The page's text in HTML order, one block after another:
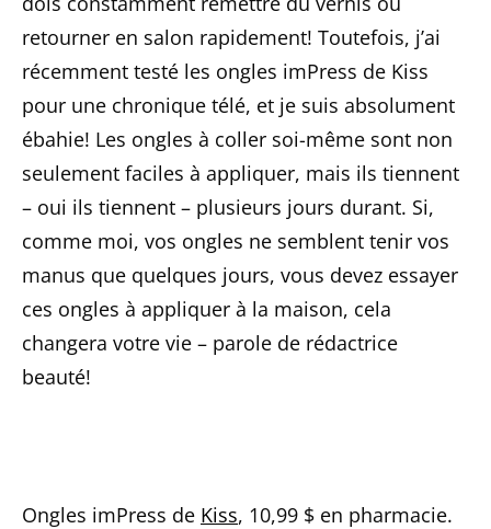
retourner en salon rapidement! Toutefois, j’ai
récemment testé les ongles imPress de Kiss
pour une chronique télé, et je suis absolument
ébahie! Les ongles à coller soi-même sont non
seulement faciles à appliquer, mais ils tiennent
– oui ils tiennent – plusieurs jours durant. Si,
comme moi, vos ongles ne semblent tenir vos
manus que quelques jours, vous devez essayer
ces ongles à appliquer à la maison, cela
changera votre vie – parole de rédactrice
beauté!
Ongles imPress de Kiss, 10,99 $ en pharmacie.